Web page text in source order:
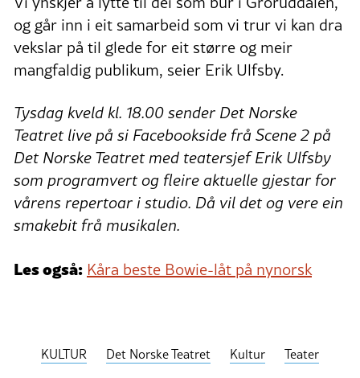
og går inn i eit samarbeid som vi trur vi kan dra
vekslar på til glede for eit større og meir
mangfaldig publikum, seier Erik Ulfsby.
Tysdag kveld kl. 18.00 sender Det Norske
Teatret live på si Facebookside frå Scene 2 på
Det Norske Teatret med teatersjef Erik Ulfsby
som programvert og fleire aktuelle gjestar for
vårens repertoar i studio. Då vil det og vere ein
smakebit frå musikalen.
Les også: Kåra beste Bowie-låt på nynorsk
KULTUR Det Norske Teatret Kultur Teater